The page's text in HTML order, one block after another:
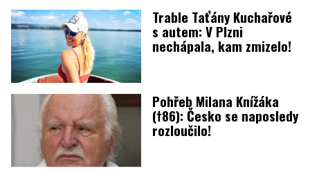
Trable Taťány Kuchařové
s autem: V Plzni
nechápala, kam zmizelo!
Pohřeb Milana Knížáka
(†86): Česko se naposledy
rozloučilo!